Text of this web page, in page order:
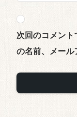
次回のコメン
の名前、メール